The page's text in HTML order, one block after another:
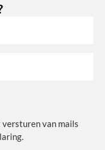
versturen van mails